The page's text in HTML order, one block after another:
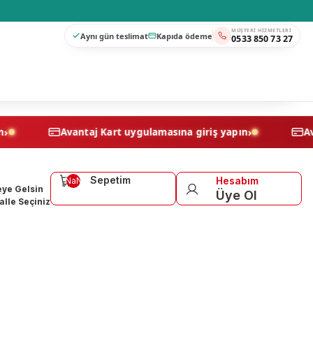
Aynı gün teslimat Kapıda ödeme MÜŞTERI HIZMETLERI
0533 850 73 27
yapın Avantaj Kart uygulamasına giriş yapın
Gelsin
Seçiniz
Sepetim
NaN Hesabım
Üye Ol